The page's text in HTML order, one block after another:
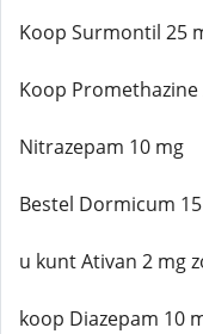
Koop Surmontil 25
Koop
Nitrazepam 10 mg
Bestel Dormicum
u kunt Ativan 2 mg
koop Diazepam 10